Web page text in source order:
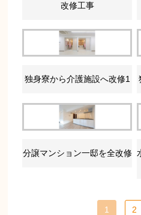
改修工事
独身寮から介護施設へ改修1
分譲マンション一邸を全改修
1 2